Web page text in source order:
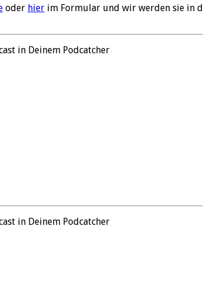
oder hier im Formular und wir werden sie in
in Deinem Podcatcher
in Deinem Podcatcher